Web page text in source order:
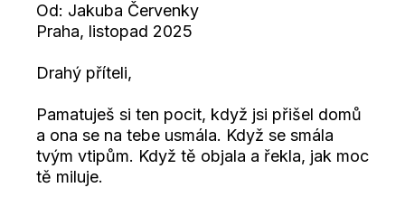
Od: Jakuba Červenky
Praha, listopad 2025
Drahý příteli,
Pamatuješ si ten pocit, když jsi přišel domů
a ona se na tebe usmála. Když se smála
tvým vtipům. Když tě objala a řekla, jak moc
tě miluje.